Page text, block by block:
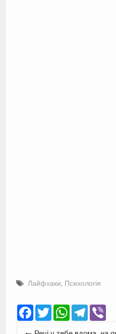
Лайфхаки, Психологія
Facebook
TwitterWhatsApp
Telegram
Навігація